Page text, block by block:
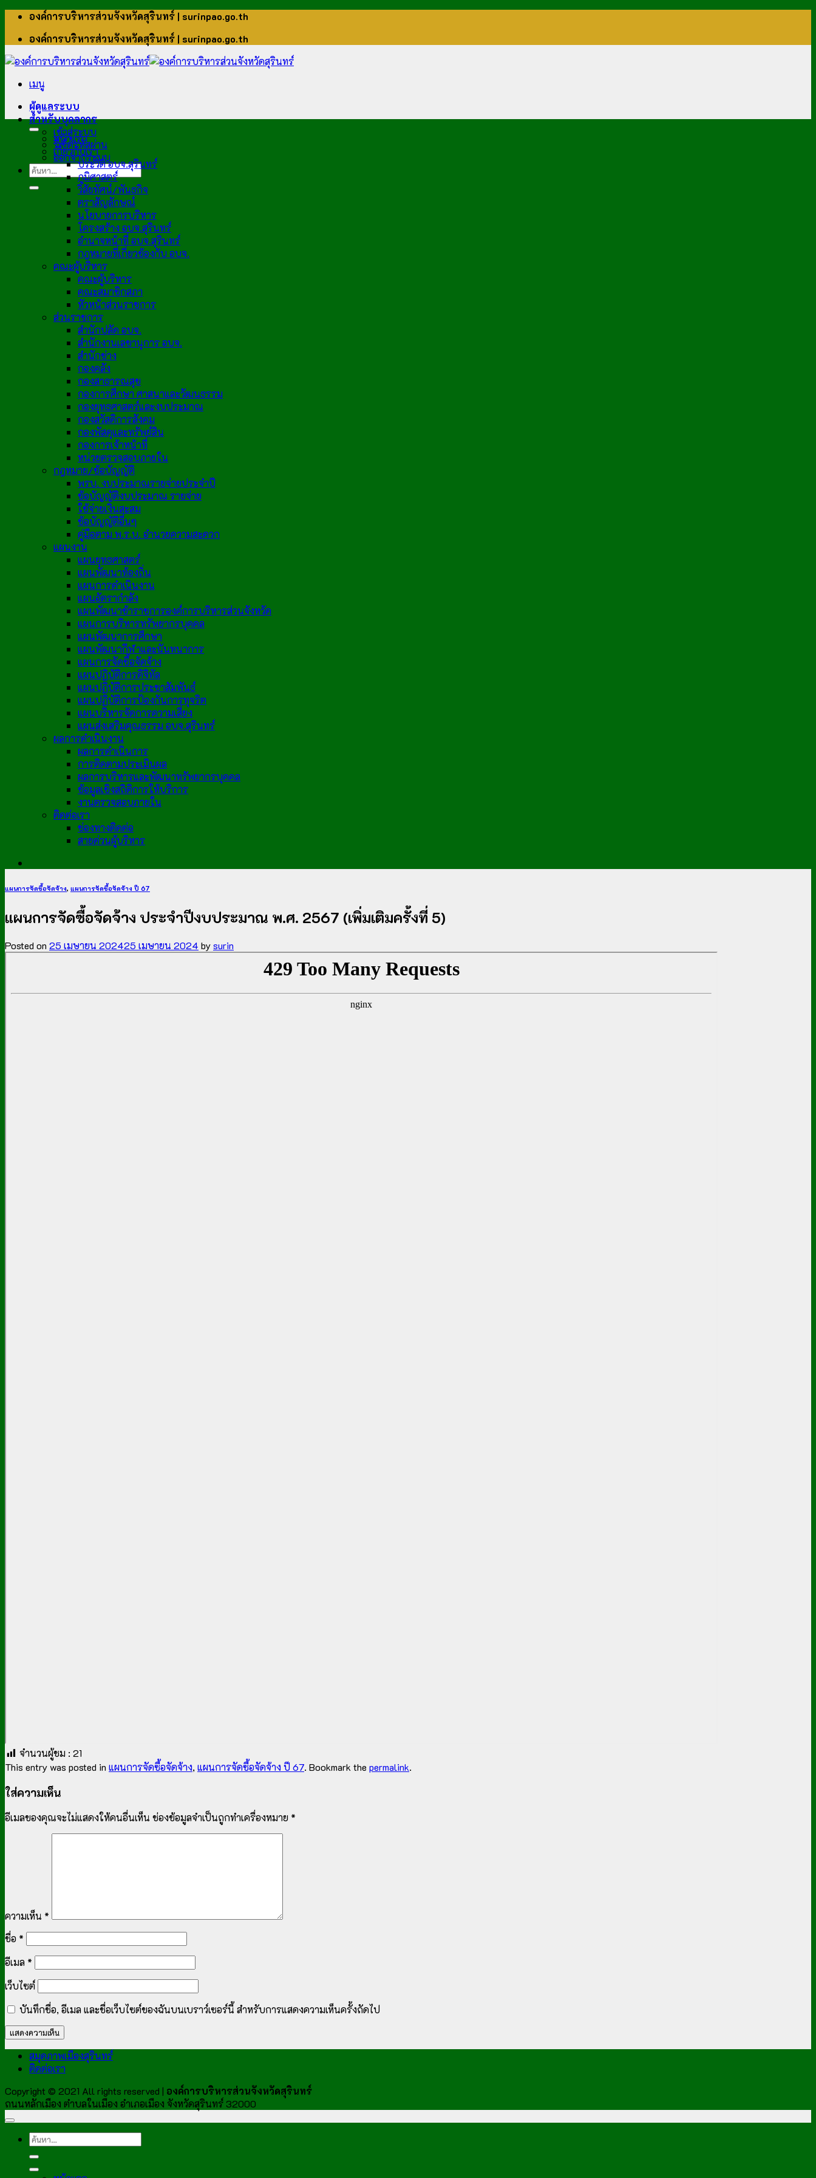
ข้าม
เนื้อหา
องค์การบริหารส่วนจังหวัดสุรินทร์ | surinpao.go.th
องค์การบริหารส่วนจังหวัดสุรินทร์ | surinpao.go.th
เมนู
ผู้ดูแลระบบ
สำหรับบุคลากร
เข้าสู่ระบบ
รีเซ็ตรหัสผ่าน
ออกจากระบบ
หน้าแรก
เกี่ยวกับเรา
ประวัติ อบจ.สุรินทร์
ภูมิศาสตร์
วิสัยทัศน์/พันธกิจ
ตราสัญลักษณ์
นโยบายการบริหาร
โครงสร้าง อบจ.สุรินทร์
อำนาจหน้าที่ อบจ.สุรินทร์
กฎหมายที่เกี่ยวข้องกับ อบจ.
คณะผู้บริหาร
คณะผู้บริหาร
คณะสมาชิกสภา
หัวหน้าส่วนราชการ
ส่วนราชการ
สำนักปลัด อบจ.
สำนักงานเลขานุการ อบจ.
สำนักช่าง
กองคลัง
กองสาธารณสุข
กองการศึกษา ศาสนาและวัฒนธรรม
กองยุทธศาสตร์และงบประมาณ
กองสวัสดิการสังคม
กองพัสดุและทรัพย์สิน
กองการเจ้าหน้าที่
หน่วยตรวจสอบภายใน
กฎหมาย/ข้อบัญญัติ
พรบ. งบประมาณรายจ่ายประจำปี
ข้อบัญญัติงบประมาณ รายจ่าย
ใช้จ่ายเงินสะสม
ข้อบัญญัติอื่นๆ
คู่มือตาม พ.ร.บ. อำนวยความสะดวก
แผนงาน
แผนยุทธศาสตร์
แผนพัฒนาท้องถิ่น
แผนการดำเนินงาน
แผนอัตรากำลัง
แผนพัฒนาข้าราชการองค์การบริหารส่วนจังหวัด
แผนการบริหารทรัพยากรบุคคล
แผนพัฒนาการศึกษา
แผนพัฒนากีฬาและนันทนาการ
แผนการจัดซื้อจัดจ้าง
แผนปฏิบัติการดิจิทัล
แผนปฏิบัติการประชาสัมพันธ์
แผนปฏิบัติการป้องกันการทุจริต
แผนบริหารจัดการความเสี่ยง
แผนส่งเสริมคุณธรรม อบจ.สุรินทร์
ผลการดำเนินงาน
ผลการดำเนินการ
การติดตามประเมินผล
ผลการบริหารและพัฒนาทรัพยากรบุคคล
ข้อมูลเชิงสถิติการให้บริการ
งานตรวจสอบภายใน
ติดต่อเรา
ช่องทางติดต่อ
สายด่วนผู้บริหาร
แผนการจัดซื้อจัดจ้าง, แผนการจัดซื้อจัดจ้าง ปี 67
แผนการจัดซื้อจัดจ้าง ประจำปีงบประมาณ พ.ศ. 2567 (เพิ่มเติมครั้งที่ 5)
Posted on 25 เมษายน 202425 เมษายน 2024 bysurin
จำนวนผู้ชม : 21
This entry was posted in แผนการจัดซื้อจัดจ้าง, แผนการจัดซื้อจัดจ้าง ปี 67. Bookmark the permalink.
ใส่ความเห็น
อีเมลของคุณจะไม่แสดงให้คนอื่นเห็น ช่องข้อมูลจำเป็นถูกทำเครื่องหมาย *
ความเห็น *
ชื่อ *
อีเมล *
เว็บไซต์
บันทึกชื่อ, อีเมล และชื่อเว็บไซต์ของฉันบนเบราว์เซอร์นี้ สำหรับการแสดงความเห็นครั้งถัดไป
สมุดภาพเมืองสุรินทร์
ติดต่อเรา
Copyright © 2021 All rights reserved | องค์การบริหารส่วนจังหวัดสุรินทร์
ถนนหลักเมือง ตำบลในเมือง อำเภอเมือง จังหวัดสุรินทร์ 32000